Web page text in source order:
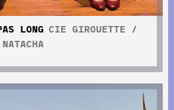
LONG CIE GIROUETTE /